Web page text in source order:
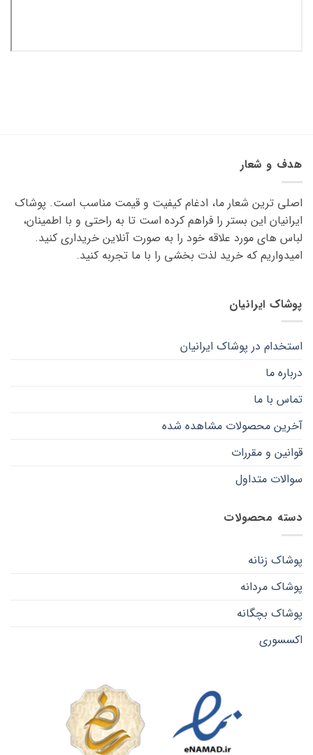
هدف و شعار
اصلی ترین شعار ما، ادغام کیفیت و قیمت مناسب است. پوشاک
ایرانیان این بستر را فراهم کرده است تا به راحتی و با اطمینان،
لباس های مورد علاقه ‌خود را به صورت آنلاین خریداری کنید.
امیدواریم که خرید لذت ‌بخشی را با ما تجربه کنید.
پوشاک ایرانیان
استخدام در پوشاک ایرانیان
درباره ما
تماس با ما
آخرین محصولات مشاهده شده
قوانین و مقررات
سوالات متداول
دسته محصولات
پوشاک زنانه
پوشاک مردانه
پوشاک بچگانه
اکسسوری